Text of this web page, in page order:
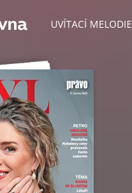
UVÍTACÍ MELODIE